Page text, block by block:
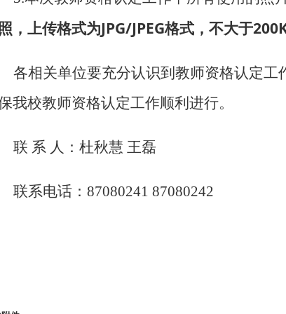
，上传格式为JPG/JPEG格式，不大于
各相关单位要充分认识到教师资格认定工
我校教师资格认定工作顺利进行。
联 系 人：杜秋慧 王磊
联系电话：87080241 87080242